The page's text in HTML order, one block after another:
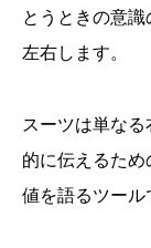
とうときの意
左右します。
スーツは単な
的に伝えるため
値を語るツール